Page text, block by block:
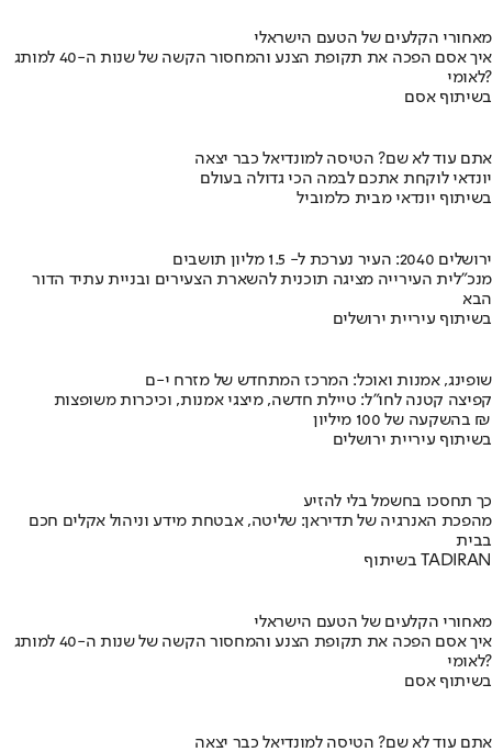
מאחורי הקלעים של הטעם הישראלי
איך אסם הפכה את תקופת הצנע והמחסור הקשה של שנות ה-40 למותג
לאומי?
בשיתוף אסם
אתם עוד לא שם? הטיסה למונדיאל כבר יצאה
יונדאי לוקחת אתכם לבמה הכי גדולה בעולם
בשיתוף יונדאי מבית כלמוביל
ירושלים 2040: העיר נערכת ל- 1.5 מליון תושבים
מנכ"לית העירייה מציגה תוכנית להשארת הצעירים ובניית עתיד הדור
הבא
בשיתוף עיריית ירושלים
שופינג, אמנות ואוכל: המרכז המתחדש של מזרח י-ם
קפיצה קטנה לחו"ל: טיילת חדשה, מיצגי אמנות, וכיכרות משופצות
בהשקעה של 100 מיליון ₪
בשיתוף עיריית ירושלים
כך תחסכו בחשמל בלי להזיע
מהפכת האנרגיה של תדיראן: שליטה, אבטחת מידע וניהול אקלים חכם
בבית
בשיתוף TADIRAN
מאחורי הקלעים של הטעם הישראלי
איך אסם הפכה את תקופת הצנע והמחסור הקשה של שנות ה-40 למותג
לאומי?
בשיתוף אסם
אתם עוד לא שם? הטיסה למונדיאל כבר יצאה